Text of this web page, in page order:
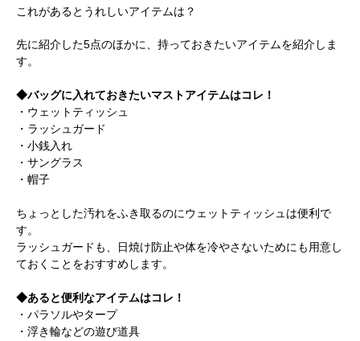
これがあるとうれしいアイテムは？
先に紹介した5点のほかに、持っておきたいアイテムを紹介しま
す。
◆バッグに入れておきたいマストアイテムはコレ！
・ウェットティッシュ
・ラッシュガード
・小銭入れ
・サングラス
・帽子
ちょっとした汚れをふき取るのにウェットティッシュは便利で
す。
ラッシュガードも、日焼け防止や体を冷やさないためにも用意し
ておくことをおすすめします。
◆あると便利なアイテムはコレ！
・パラソルやタープ
・浮き輪などの遊び道具